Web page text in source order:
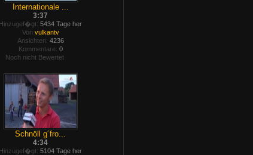
Internationale ...
3:37
Hinzugef�gt: 5434 Tage her
Von vulkantv
Ansichten: 4236
Kommentare: 0
Noch nicht Bewertet
Schnöll g´fro...
4:34
Hinzugef�gt: 5104 Tage her